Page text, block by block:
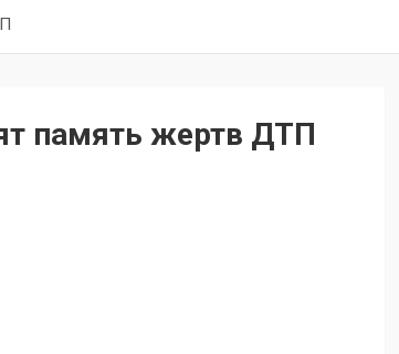
память жертв ДТП